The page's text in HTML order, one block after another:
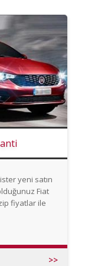
yeni satın
Fiat
fiyatlar ile
>>